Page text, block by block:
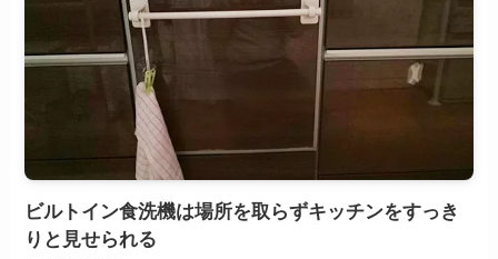
ビルトイン食洗機は場所を取らずキッチンをすっき
りと見せられる